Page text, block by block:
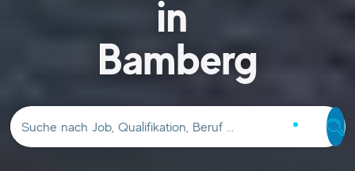
in
Bamberg
Suche nach Job, Qualifikation, Beruf …